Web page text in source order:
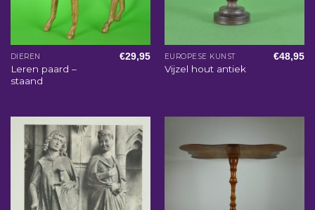
DIEREN
Leren paard –
staand
€29,95 EUROPESE KUNST
Vijzel hout antiek
€48,95